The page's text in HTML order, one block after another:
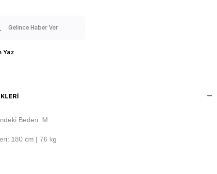
Gelince Haber Ver
Yaz
Beden: M
180 cm | 76 kg